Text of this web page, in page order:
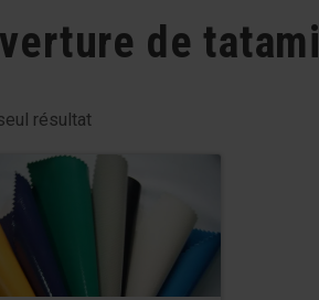
de tatami
résultat